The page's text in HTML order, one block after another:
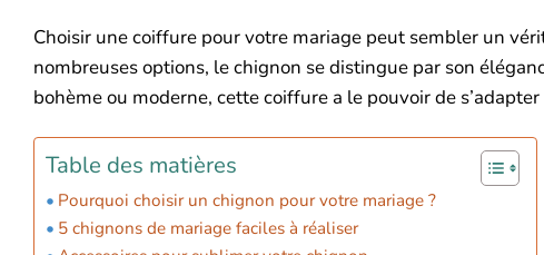
Choisir une coiffure pour votre mariage peut sembler un
nombreuses options, le chignon se distingue par son
bohème ou moderne, cette coiffure a le pouvoir de
Table des matières
Pourquoi choisir un chignon pour votre mariage ?
5 chignons de mariage faciles à réaliser